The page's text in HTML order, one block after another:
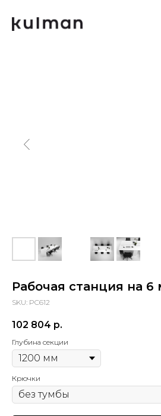
Рабочая станция на 6
SKU: РС612
102 804 р.
Глубина секции
Крючки